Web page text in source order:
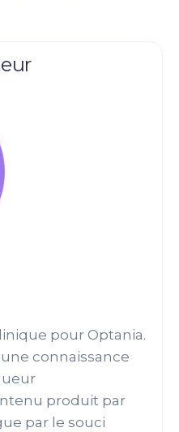
pour Optania.
connaissance
produit par
par le souci